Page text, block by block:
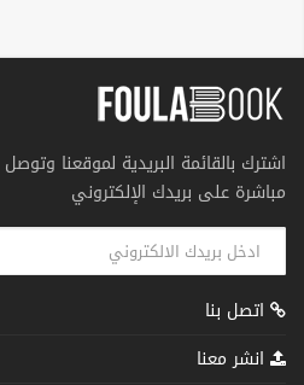
اشترك بالقائمة البريدية لموقعنا
مباشرة على بريدك الإلكتروني
اتصل بنا
انشر معنا